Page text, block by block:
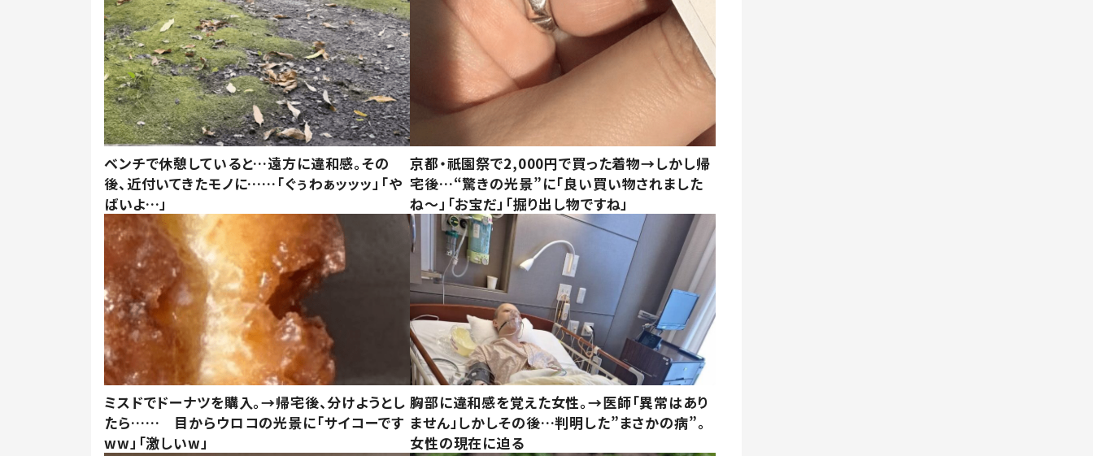
ベンチで休憩していると…遠方に違和感。その
後、近付いてきたモノに……「ぐぅわぁッッッ」「や
ばいよ…」
京都・祇園祭で2,000円で買った着物→しかし帰
宅後…“驚きの光景”に「良い買い物されました
ね～」「お宝だ」「掘り出し物ですね」
ミスドでドーナツを購入。→帰宅後、分けようとし
たら…… 目からウロコの光景に「サイコーです
ww」「激しいw」
胸部に違和感を覚えた女性。→医師「異常はあり
ません」しかしその後…判明した”まさかの病”。
女性の現在に迫る